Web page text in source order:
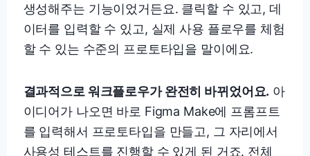
생성해주는 기능이었거든요. 클릭할 수 있고, 데
이터를 입력할 수 있고, 실제 사용 플로우를 체험
할 수 있는 수준의 프로토타입을 말이에요.
결과적으로 워크플로우가 완전히 바뀌었어요. 아
이디어가 나오면 바로 Figma Make에 프롬프트
를 입력해서 프로토타입을 만들고, 그 자리에서
사용성 테스트를 진행할 수 있게 된 거죠. 전체